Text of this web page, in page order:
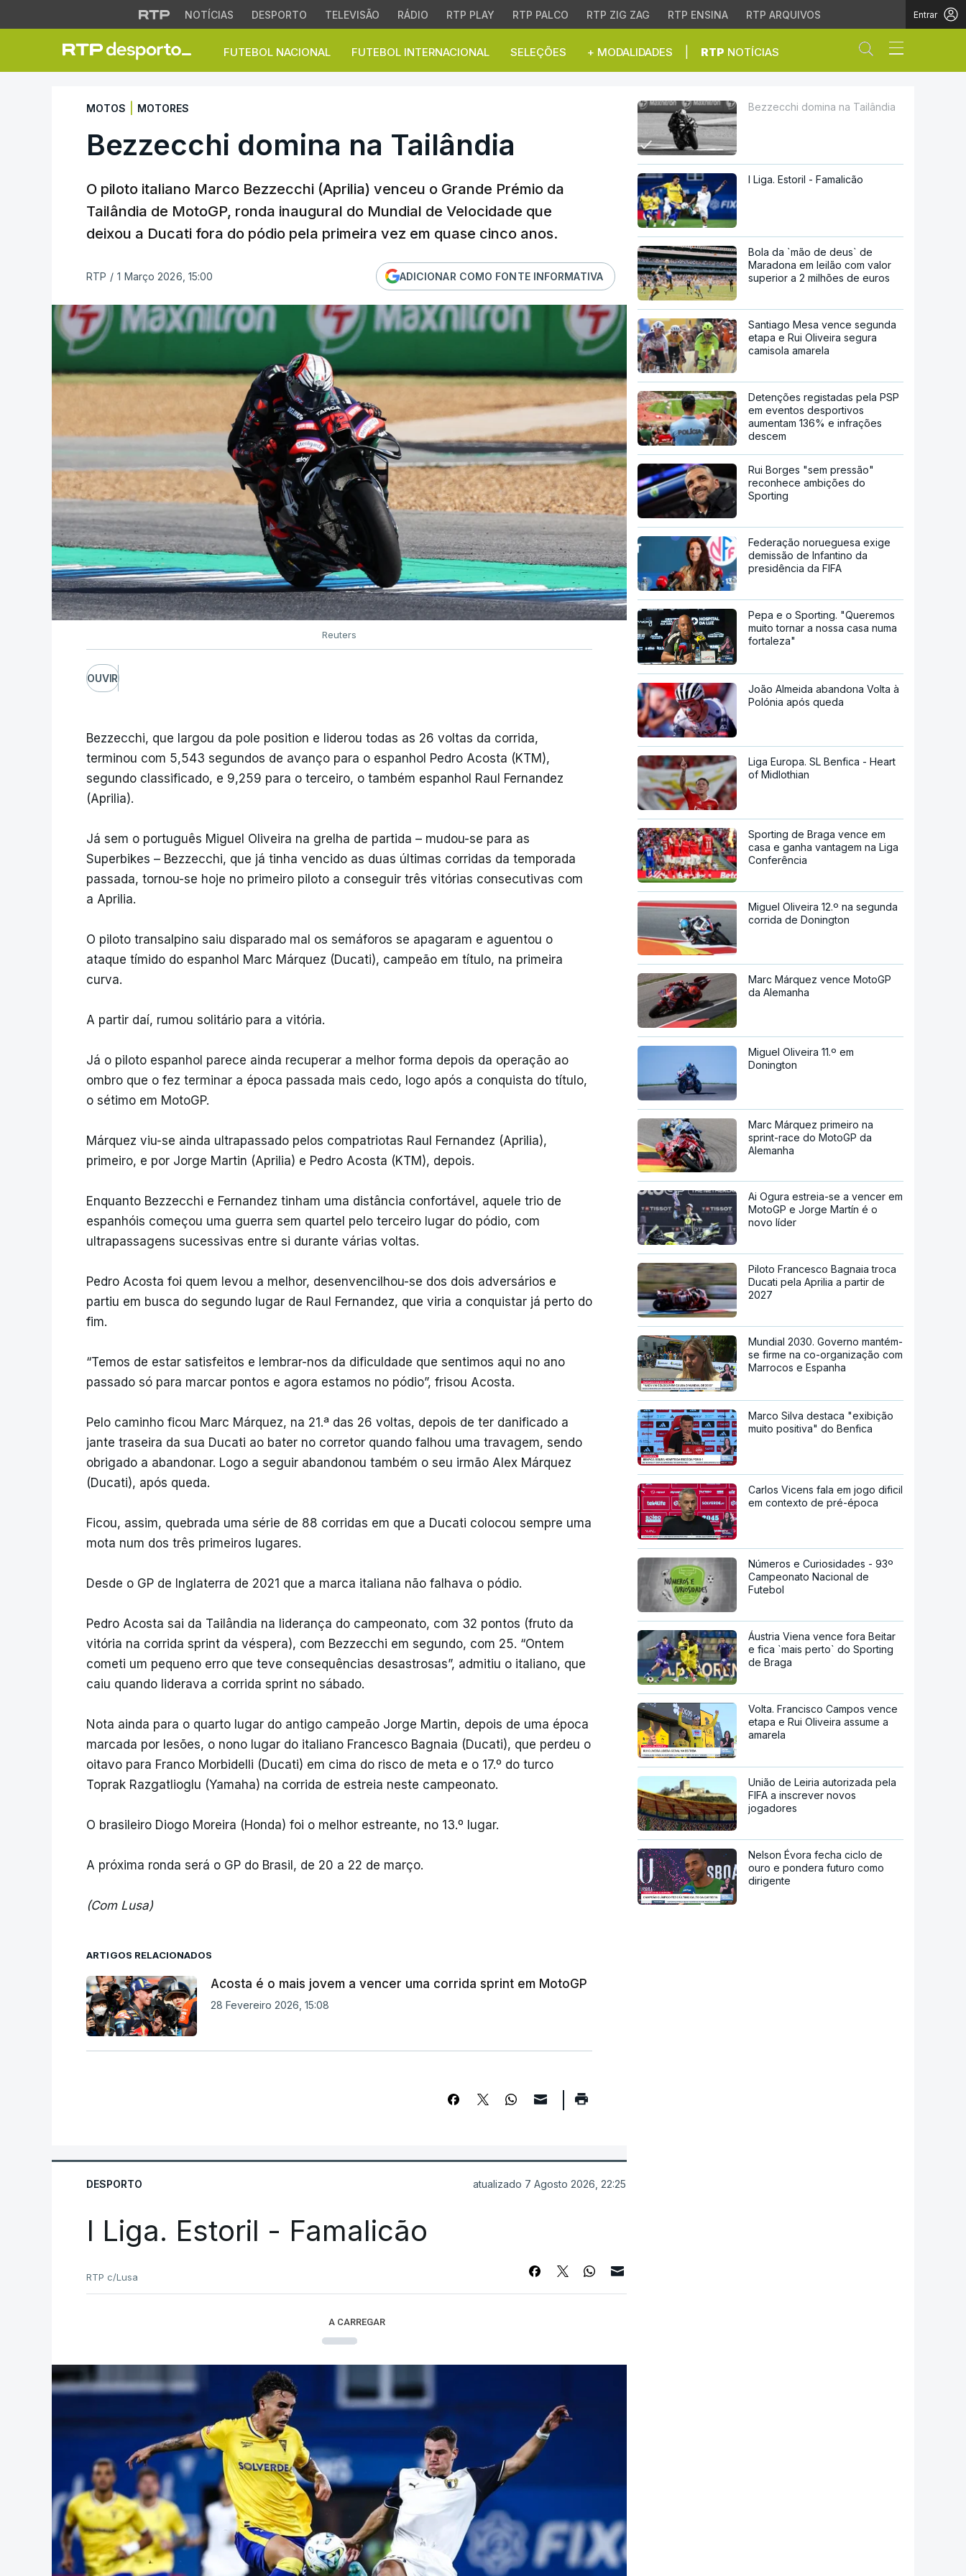
NOTÍCIAS DESPORTO TELEVISÃO RÁDIO RTP PLAY RTP PALCO RTP ZIG ZAG RTP ENSINA RTP ARQUIVOS Entrar
FUTEBOL NACIONAL FUTEBOL INTERNACIONAL SELEÇÕES + MODALIDADES RTP NOTÍCIAS Abrir campo
Bezzecchi domina na Tailândia
MOTOS MOTORES
Bezzecchi domina na Tailândia
O piloto italiano Marco Bezzecchi (Aprilia) venceu o Grande Prémio da
Tailândia de MotoGP, ronda inaugural do Mundial de Velocidade que
deixou a Ducati fora do pódio pela primeira vez em quase cinco anos.
RTP / 1 Março 2026, 15:00 ADICIONAR COMO FONTE INFORMATIVA
Reuters
OUVIR
Bezzecchi, que largou da pole position e liderou todas as 26 voltas da corrida,
terminou com 5,543 segundos de avanço para o espanhol Pedro Acosta (KTM),
segundo classificado, e 9,259 para o terceiro, o também espanhol Raul Fernandez
(Aprilia).
Já sem o português Miguel Oliveira na grelha de partida – mudou-se para as
Superbikes – Bezzecchi, que já tinha vencido as duas últimas corridas da temporada
passada, tornou-se hoje no primeiro piloto a conseguir três vitórias consecutivas com
a Aprilia.
O piloto transalpino saiu disparado mal os semáforos se apagaram e aguentou o
ataque tímido do espanhol Marc Márquez (Ducati), campeão em título, na primeira
curva.
A partir daí, rumou solitário para a vitória.
Já o piloto espanhol parece ainda recuperar a melhor forma depois da operação ao
ombro que o fez terminar a época passada mais cedo, logo após a conquista do título,
o sétimo em MotoGP.
Márquez viu-se ainda ultrapassado pelos compatriotas Raul Fernandez (Aprilia),
primeiro, e por Jorge Martin (Aprilia) e Pedro Acosta (KTM), depois.
Enquanto Bezzecchi e Fernandez tinham uma distância confortável, aquele trio de
espanhóis começou uma guerra sem quartel pelo terceiro lugar do pódio, com
ultrapassagens sucessivas entre si durante várias voltas.
Pedro Acosta foi quem levou a melhor, desenvencilhou-se dos dois adversários e
partiu em busca do segundo lugar de Raul Fernandez, que viria a conquistar já perto do
fim.
“Temos de estar satisfeitos e lembrar-nos da dificuldade que sentimos aqui no ano
passado só para marcar pontos e agora estamos no pódio”, frisou Acosta.
Pelo caminho ficou Marc Márquez, na 21.ª das 26 voltas, depois de ter danificado a
jante traseira da sua Ducati ao bater no corretor quando falhou uma travagem, sendo
obrigado a abandonar. Logo a seguir abandonou também o seu irmão Alex Márquez
(Ducati), após queda.
Ficou, assim, quebrada uma série de 88 corridas em que a Ducati colocou sempre uma
mota num dos três primeiros lugares.
Desde o GP de Inglaterra de 2021 que a marca italiana não falhava o pódio.
Pedro Acosta sai da Tailândia na liderança do campeonato, com 32 pontos (fruto da
vitória na corrida sprint da véspera), com Bezzecchi em segundo, com 25. “Ontem
cometi um pequeno erro que teve consequências desastrosas”, admitiu o italiano, que
caiu quando liderava a corrida sprint no sábado.
Nota ainda para o quarto lugar do antigo campeão Jorge Martin, depois de uma época
marcada por lesões, o nono lugar do italiano Francesco Bagnaia (Ducati), que perdeu o
oitavo para Franco Morbidelli (Ducati) em cima do risco de meta e o 17.º do turco
Toprak Razgatlioglu (Yamaha) na corrida de estreia neste campeonato.
O brasileiro Diogo Moreira (Honda) foi o melhor estreante, no 13.º lugar.
A próxima ronda será o GP do Brasil, de 20 a 22 de março.
(Com Lusa)
ARTIGOS RELACIONADOS
Acosta é o mais jovem a vencer uma corrida sprint em MotoGP
28 Fevereiro 2026, 15:08
DESPORTO atualizado 7 Agosto 2026, 22:25
I Liga. Estoril - Famalicão
RTP c/Lusa
A CARREGAR
Bezzecchi domina na Tailândia
I Liga. Estoril - Famalicão
Bola da `mão de deus` de
Maradona em leilão com valor
superior a 2 milhões de euros
Santiago Mesa vence segunda
etapa e Rui Oliveira segura
camisola amarela
Detenções registadas pela PSP
em eventos desportivos
aumentam 136% e infrações
descem
Rui Borges "sem pressão"
reconhece ambições do
Sporting
Federação norueguesa exige
demissão de Infantino da
presidência da FIFA
Pepa e o Sporting. "Queremos
muito tornar a nossa casa numa
fortaleza"
João Almeida abandona Volta à
Polónia após queda
Liga Europa. SL Benfica - Heart
of Midlothian
Sporting de Braga vence em
casa e ganha vantagem na Liga
Conferência
Miguel Oliveira 12.º na segunda
corrida de Donington
Marc Márquez vence MotoGP
da Alemanha
Miguel Oliveira 11.º em
Donington
Marc Márquez primeiro na
sprint-race do MotoGP da
Alemanha
Ai Ogura estreia-se a vencer em
MotoGP e Jorge Martín é o
novo líder
Piloto Francesco Bagnaia troca
Ducati pela Aprilia a partir de
2027
Mundial 2030. Governo mantém-
se firme na co-organização com
Marrocos e Espanha
Marco Silva destaca "exibição
muito positiva" do Benfica
Carlos Vicens fala em jogo dificil
em contexto de pré-época
Números e Curiosidades - 93º
Campeonato Nacional de
Futebol
Áustria Viena vence fora Beitar
e fica `mais perto` do Sporting
de Braga
Volta. Francisco Campos vence
etapa e Rui Oliveira assume a
amarela
União de Leiria autorizada pela
FIFA a inscrever novos
jogadores
Nelson Évora fecha ciclo de
ouro e pondera futuro como
dirigente